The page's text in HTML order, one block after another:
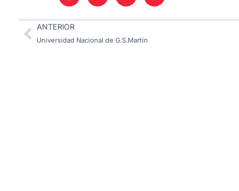
ANTERIOR
Universidad Nacional de G.S.Martín